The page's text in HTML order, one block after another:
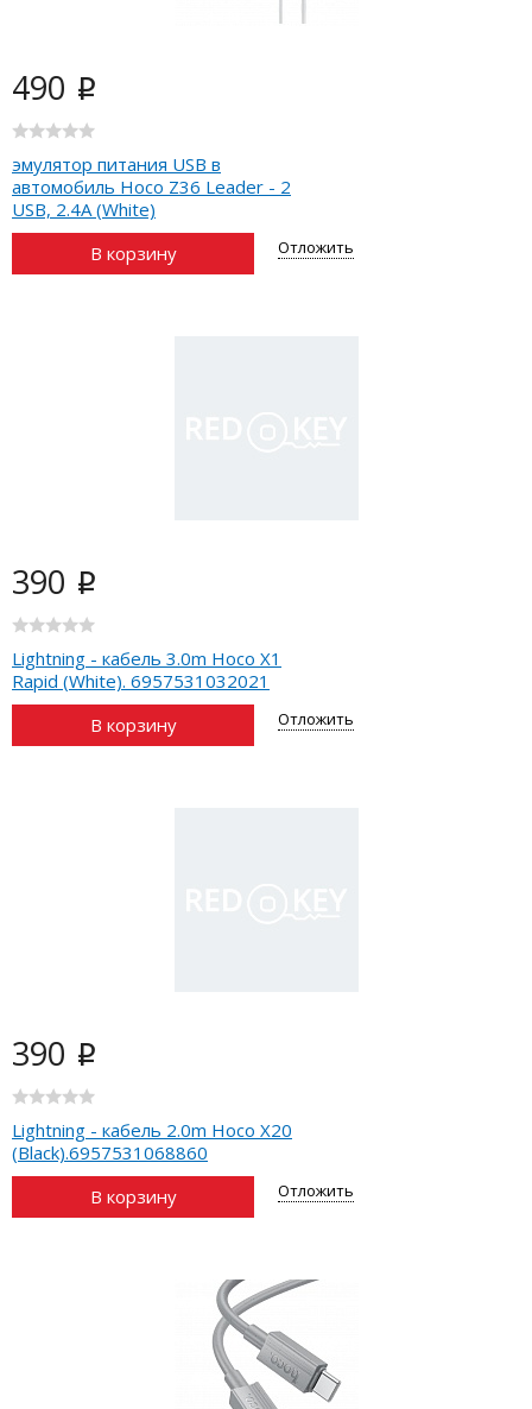
490 i
эмулятор питания USB в
автомобиль Hoco Z36 Leader - 2
USB, 2.4A (White)
В корзину
Отложить
390 i
Lightning - кабель 3.0m Hoco X1
Rapid (White). 6957531032021
В корзину
Отложить
390 i
Lightning - кабель 2.0m Hoco X20
(Black).6957531068860
В корзину
Отложить